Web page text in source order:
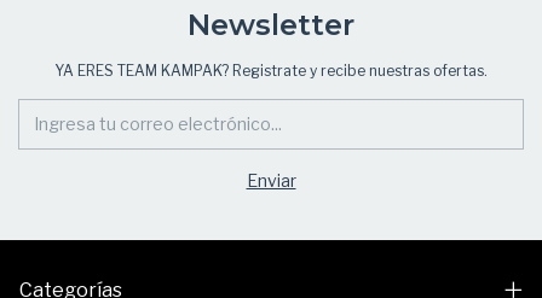
Newsletter
YA ERES TEAM KAMPAK? Registrate y recibe nuestras ofertas.
Categorías